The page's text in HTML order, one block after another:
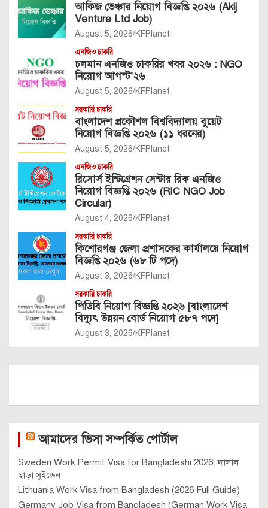
আকিজ ভেঞ্চার নিয়োগ বিজ্ঞপ্তি ২০২৬ (Akij
Venture Ltd Job)
August 5, 2026 KFPlanet
এনজিও চাকরি
চলমান এনজিও চাকরির খবর ২০২৬ : NGO
নিয়োগ আগস্ট’২৬
August 5, 2026 KFPlanet
সরকারি চাকরি
বাংলাদেশ প্রকৌশল বিশ্ববিদ্যালয় বুয়েট
নিয়োগ বিজ্ঞপ্তি ২০২৬ (১১ ধরনের)
August 5, 2026 KFPlanet
এনজিও চাকরি
রিসোর্স ইন্টিগ্রেশন সেন্টার রিক এনজিও
নিয়োগ বিজ্ঞপ্তি ২০২৬ (RIC NGO Job
Circular)
August 4, 2026 KFPlanet
সরকারি চাকরি
কিশোরগঞ্জ জেলা প্রশাসকের কার্যালয়ে নিয়োগ
বিজ্ঞপ্তি ২০২৬ (৬৮ টি পদে)
August 3, 2026 KFPlanet
সরকারি চাকরি
পিডিবি নিয়োগ বিজ্ঞপ্তি ২০২৬ [বাংলাদেশ
বিদ্যুৎ উন্নয়ন বোর্ড নিয়োগ ৫৮৭ পদে]
August 3, 2026 KFPlanet
আমাদের ভিসা সম্পর্কিত পোর্টাল
Sweden Work Permit Visa for Bangladeshi 2026: দালাল
ছাড়া সুইডেন
Lithuania Work Visa from Bangladesh (2026 Full Guide)
Germany Job Visa from Bangladesh (German Work Visa